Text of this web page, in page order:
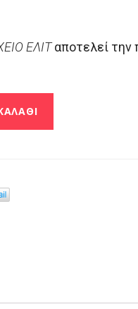
ΕΛΙΤαποτελεί την